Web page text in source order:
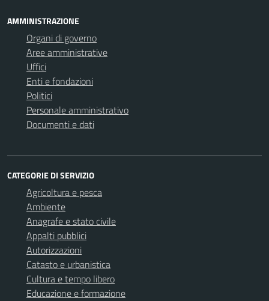
AMMINISTRAZIONE
Organi di governo
Aree amministrative
Uffici
Enti e fondazioni
Politici
Personale amministrativo
Documenti e dati
CATEGORIE DI SERVIZIO
Agricoltura e pesca
Ambiente
Anagrafe e stato civile
Appalti pubblici
Autorizzazioni
Catasto e urbanistica
Cultura e tempo libero
Educazione e formazione